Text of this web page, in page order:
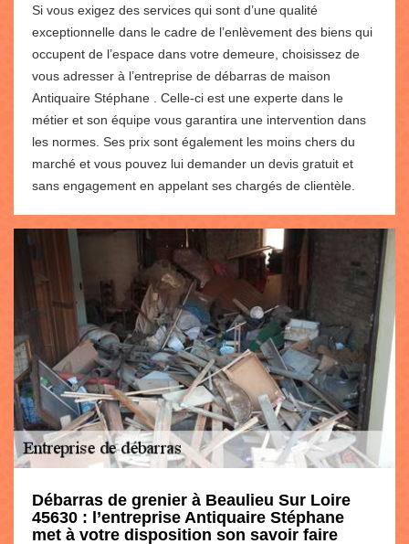
Si vous exigez des services qui sont d’une qualité
exceptionnelle dans le cadre de l’enlèvement des biens qui
occupent de l’espace dans votre demeure, choisissez de
vous adresser à l’entreprise de débarras de maison
Antiquaire Stéphane . Celle-ci est une experte dans le
métier et son équipe vous garantira une intervention dans
les normes. Ses prix sont également les moins chers du
marché et vous pouvez lui demander un devis gratuit et
sans engagement en appelant ses chargés de clientèle.
Débarras de grenier à Beaulieu Sur Loire
45630 : l’entreprise Antiquaire Stéphane
met à votre disposition son savoir faire